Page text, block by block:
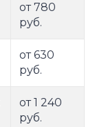
от 780
руб.
от 630
руб.
от 1 240
руб.